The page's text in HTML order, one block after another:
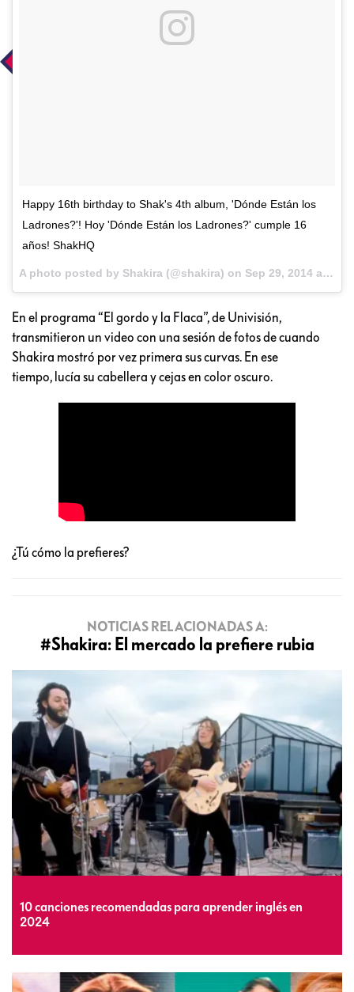
Happy 16th birthday to Shak's 4th album, 'Dónde Están los
Ladrones?'! Hoy 'Dónde Están los Ladrones?' cumple 16
años! ShakHQ
A photo posted by Shakira (@shakira) on Sep 29, 2014 at 9:20am PDT
En el programa “El gordo y la Flaca”, de Univisión,
transmitieron un video con una sesión de fotos de cuando
Shakira mostró por vez primera sus curvas. En ese
tiempo, lucía su cabellera y cejas en color oscuro.
¿Tú cómo la prefieres?
NOTICIAS RELACIONADAS A:
#Shakira: El mercado la prefiere rubia
10 canciones recomendadas para aprender inglés en
2024